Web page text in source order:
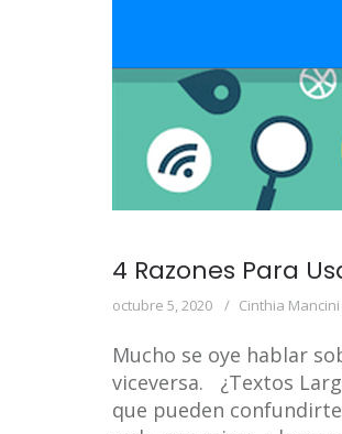
4 Razones Para
octubre 5, 2020 Cinthia Mancini
Mucho se oye hablar
viceversa. ¿Textos
que pueden